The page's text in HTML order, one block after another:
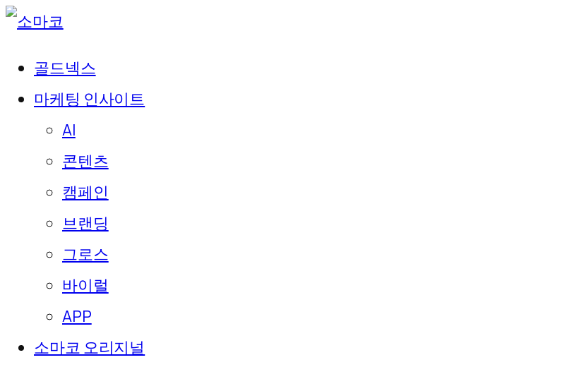
골드넥스
마케팅 인사이트
AI
콘텐츠
캠페인
브랜딩
그로스
바이럴
APP
소마코 오리지널